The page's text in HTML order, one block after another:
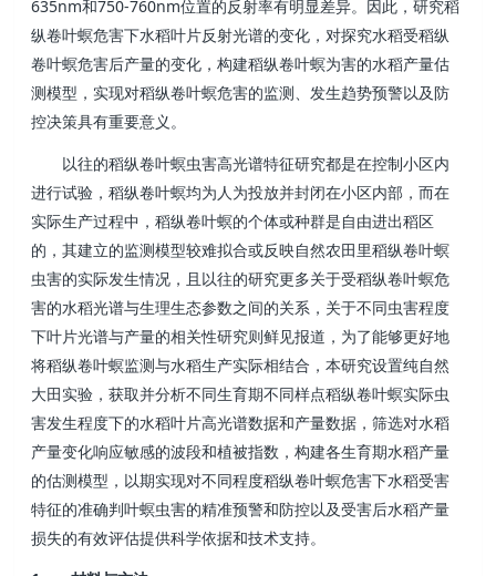
635nm和750-760nm位置的反射率有明显差异。因此，研究稻
纵卷叶螟危害下水稻叶片反射光谱的变化，对探究水稻受稻纵
卷叶螟危害后产量的变化，构建稻纵卷叶螟为害的水稻产量估
测模型，实现对稻纵卷叶螟危害的监测、发生趋势预警以及防
控决策具有重要意义。
以往的稻纵卷叶螟虫害高光谱特征研究都是在控制小区内
进行试验，稻纵卷叶螟均为人为投放并封闭在小区内部，而在
实际生产过程中，稻纵卷叶螟的个体或种群是自由进出稻区
的，其建立的监测模型较难拟合或反映自然农田里稻纵卷叶螟
虫害的实际发生情况，且以往的研究更多关于受稻纵卷叶螟危
害的水稻光谱与生理生态参数之间的关系，关于不同虫害程度
下叶片光谱与产量的相关性研究则鲜见报道，为了能够更好地
将稻纵卷叶螟监测与水稻生产实际相结合，本研究设置纯自然
大田实验，获取并分析不同生育期不同样点稻纵卷叶螟实际虫
害发生程度下的水稻叶片高光谱数据和产量数据，筛选对水稻
产量变化响应敏感的波段和植被指数，构建各生育期水稻产量
的估测模型，以期实现对不同程度稻纵卷叶螟危害下水稻受害
特征的准确判叶螟虫害的精准预警和防控以及受害后水稻产量
损失的有效评估提供科学依据和技术支持。